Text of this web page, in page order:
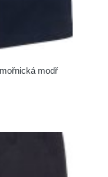
modř